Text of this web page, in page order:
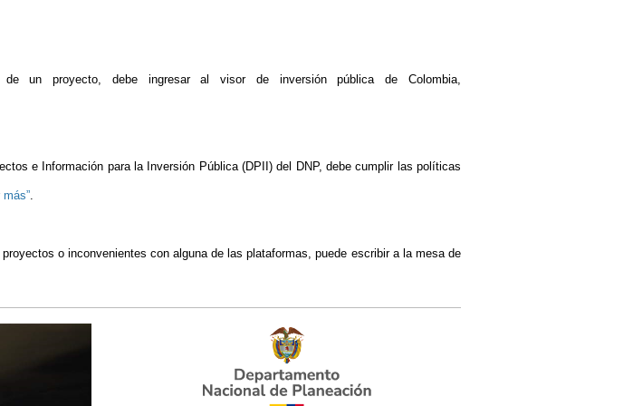
un proyecto, debe ingresar al visor de inversión pública de Colombia,
e Información para la Inversión Pública (DPII) del DNP, debe cumplir las políticas
más”.
o inconvenientes con alguna de las plataformas, puede escribir a la mesa de